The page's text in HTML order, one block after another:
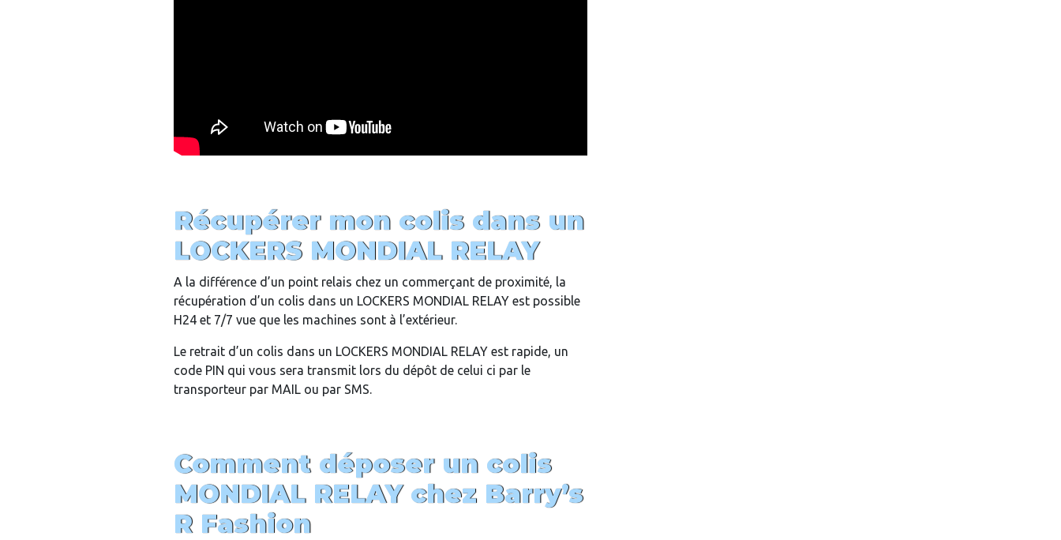
Récupérer mon colis dans un
LOCKERS MONDIAL RELAY
A la différence d’un point relais chez un commerçant de proximité, la
récupération d’un colis dans un LOCKERS MONDIAL RELAY est possible
H24 et 7/7 vue que les machines sont à l’extérieur.
Le retrait d’un colis dans un LOCKERS MONDIAL RELAY est rapide, un
code PIN qui vous sera transmit lors du dépôt de celui ci par le
transporteur par MAIL ou par SMS.
Comment déposer un colis
MONDIAL RELAY chez Barry’s
R Fashion